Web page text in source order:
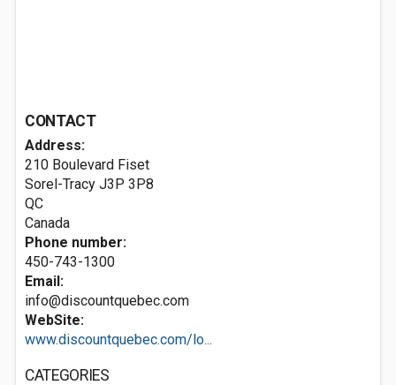
CONTACT
Address:
210 Boulevard Fiset
Sorel-Tracy J3P 3P8
QC
Canada
Phone number:
450-743-1300
Email:
info@discountquebec.com
WebSite:
www.discountquebec.com/lo...
CATEGORIES